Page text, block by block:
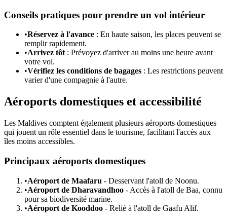
Conseils pratiques pour prendre un vol intérieur
•Réservez à l'avance : En haute saison, les places peuvent se
remplir rapidement.
•Arrivez tôt : Prévoyez d'arriver au moins une heure avant
votre vol.
•Vérifiez les conditions de bagages : Les restrictions peuvent
varier d'une compagnie à l'autre.
Aéroports domestiques et accessibilité
Les Maldives comptent également plusieurs aéroports domestiques
qui jouent un rôle essentiel dans le tourisme, facilitant l'accès aux
îles moins accessibles.
Principaux aéroports domestiques
•Aéroport de Maafaru - Desservant l'atoll de Noonu.
•Aéroport de Dharavandhoo - Accès à l'atoll de Baa, connu
pour sa biodiversité marine.
•Aéroport de Kooddoo - Relié à l'atoll de Gaafu Alif.